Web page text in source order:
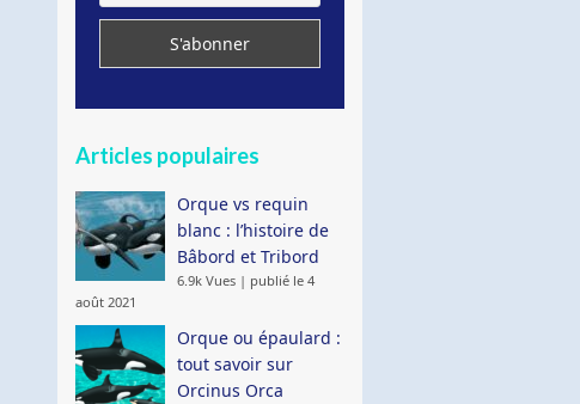
Articles populaires
Orque vs requin
blanc : l’histoire de
Bâbord et Tribord
6.9k Vues | publié le 4
août 2021
Orque ou épaulard :
tout savoir sur
Orcinus Orca